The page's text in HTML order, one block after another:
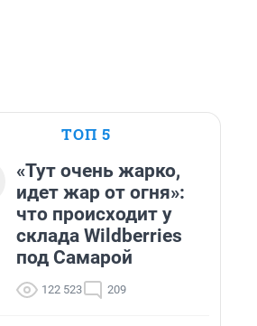
ТОП 5
«Тут очень жарко,
идет жар от огня»:
что происходит у
склада Wildberries
под Самарой
122 523 209